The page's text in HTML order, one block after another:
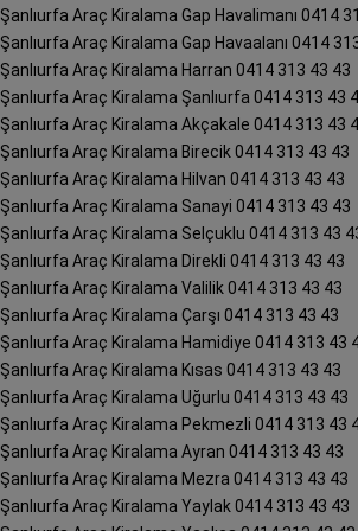
Şanlıurfa Araç Kiralama Gap Havalimanı 0414
Şanlıurfa Araç Kiralama Gap Havaalanı 0414
Şanlıurfa Araç Kiralama Harran 0414 313 43 43
Şanlıurfa Araç Kiralama Şanlıurfa 0414 313 43
Şanlıurfa Araç Kiralama Akçakale 0414 313 43
Şanlıurfa Araç Kiralama Birecik 0414 313 43 43
Şanlıurfa Araç Kiralama Hilvan 0414 313 43 43
Şanlıurfa Araç Kiralama Sanayi 0414 313 43 43
Şanlıurfa Araç Kiralama Selçuklu 0414 313 43
Şanlıurfa Araç Kiralama Direkli 0414 313 43 43
Şanlıurfa Araç Kiralama Valilik 0414 313 43 43
Şanlıurfa Araç Kiralama Çarşı 0414 313 43 43
Şanlıurfa Araç Kiralama Hamidiye 0414 313 43
Şanlıurfa Araç Kiralama Kısas 0414 313 43 43
Şanlıurfa Araç Kiralama Uğurlu 0414 313 43 43
Şanlıurfa Araç Kiralama Pekmezli 0414 313 43
Şanlıurfa Araç Kiralama Ayran 0414 313 43 43
Şanlıurfa Araç Kiralama Mezra 0414 313 43 43
Şanlıurfa Araç Kiralama Yaylak 0414 313 43 43